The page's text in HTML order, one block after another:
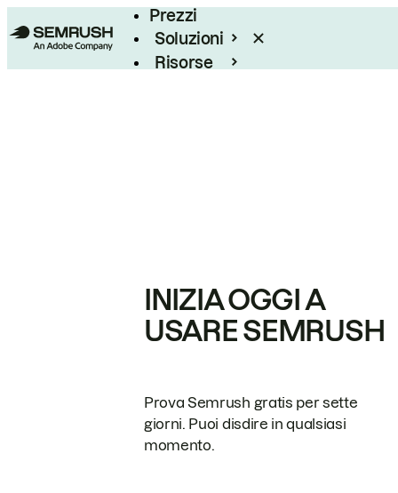
Prezzi
Soluzioni
Risorse
INIZIA OGGI A
USARE SEMRUSH
Prova Semrush gratis per sette
giorni. Puoi disdire in qualsiasi
momento.